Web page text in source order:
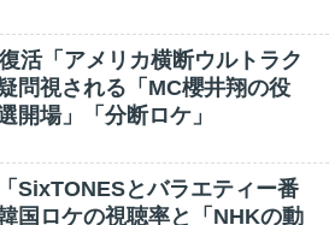
活「アメリカ横断ウルトラク
問視される「MC櫻井翔の役
開場」「分断ロケ」
SixTONESとバラエティー番
国ロケの視聴率と「NHKの動